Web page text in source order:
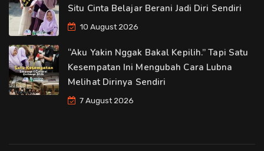
Situ Cinta Belajar Berani Jadi Diri Sendiri
10 August 2026
“Aku Yakin Nggak Bakal Kepilih.” Tapi Satu
Kesempatan Ini Mengubah Cara Lubna
Melihat Dirinya Sendiri
7 August 2026